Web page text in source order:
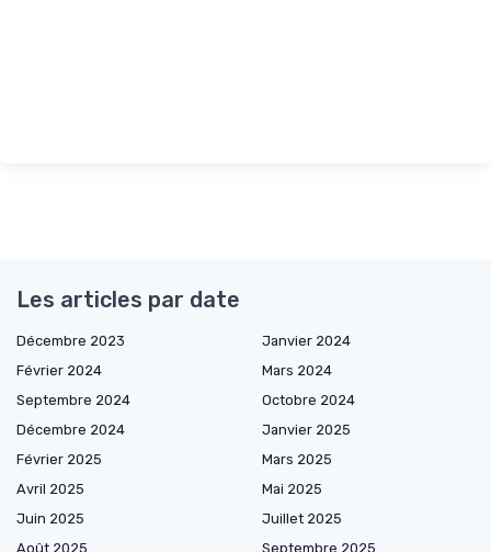
Les articles par date
Décembre 2023
Janvier 2024
Février 2024
Mars 2024
Septembre 2024
Octobre 2024
Décembre 2024
Janvier 2025
Février 2025
Mars 2025
Avril 2025
Mai 2025
Juin 2025
Juillet 2025
Août 2025
Septembre 2025